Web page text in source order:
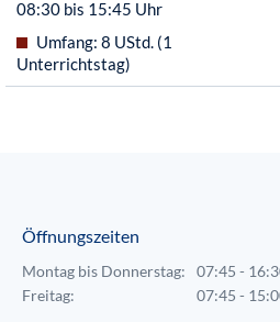
08:30 bis 15:45 Uhr
Umfang: 8 UStd. (1
Unterrichtstag)
Öffnungszeiten
Montag bis Donnerstag:
07:45 -
Freitag:
07:45 -